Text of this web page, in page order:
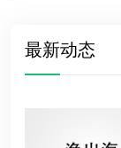
最新动态